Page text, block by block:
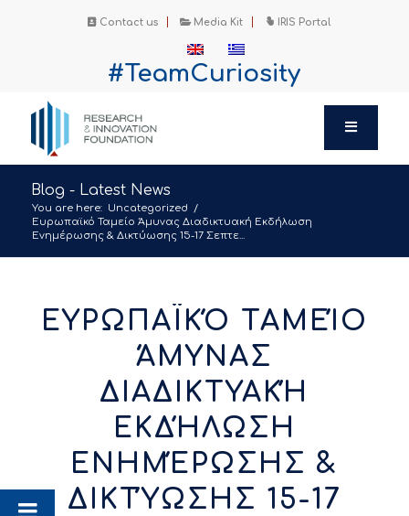
Contact us Media Kit IRIS Portal
#TeamCuriosity
Blog - Latest News
You are here: Uncategorized
/
Ευρωπαϊκό Ταμείο Άμυνας Διαδικτυακή Εκδήλωση
Ενημέρωσης & Δικτύωσης 15-17 Σεπτε...
ΕΥΡΩΠΑΪΚΌ ΤΑΜΕΊΟ
ΆΜΥΝΑΣ
ΔΙΑΔΙΚΤΥΑΚΉ
ΕΚΔΉΛΩΣΗ
ΕΝΗΜΈΡΩΣΗΣ &
ΔΙΚΤΎΩΣΗΣ 15-17